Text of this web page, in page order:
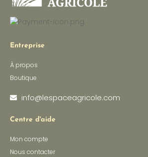
Entreprise
À propos
Boutique
info@lespaceagricole.com
Centre d'aide
Mon compte
Nous contacter